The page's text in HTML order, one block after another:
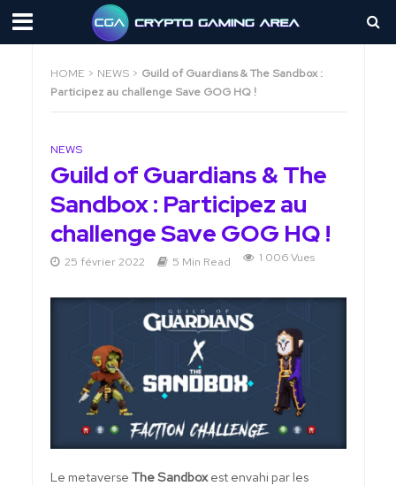
HOME > NEWS> Guild of Guardians & The Sandbox :
Participez au challenge Save GOG HQ !
NEWS
Guild of Guardians & The
Sandbox : Participez au
challenge Save GOG HQ !
25 février 2022 5 Min Read 1 006 Vues
Le metaverse The Sandboxest envahi par les